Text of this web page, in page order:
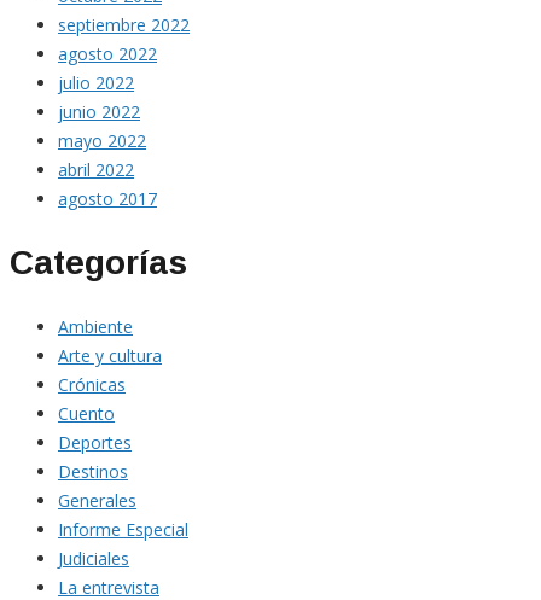
septiembre 2022
agosto 2022
julio 2022
junio 2022
mayo 2022
abril 2022
agosto 2017
Categorías
Ambiente
Arte y cultura
Crónicas
Cuento
Deportes
Destinos
Generales
Informe Especial
Judiciales
La entrevista